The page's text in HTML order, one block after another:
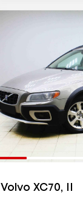
Volvo XC70, II